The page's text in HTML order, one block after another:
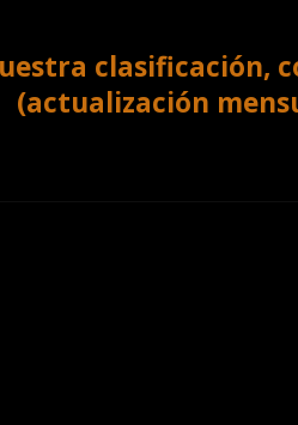
clasificación,
(actualización